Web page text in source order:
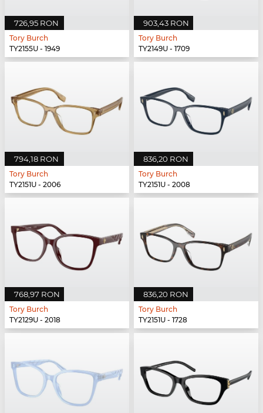
726,95 RON
Tory Burch
TY2155U - 1949
903,43 RON
Tory Burch
TY2149U - 1709
794,18 RON
Tory Burch
TY2151U - 2006
836,20 RON
Tory Burch
TY2151U - 2008
768,97 RON
Tory Burch
TY2129U - 2018
836,20 RON
Tory Burch
TY2151U - 1728